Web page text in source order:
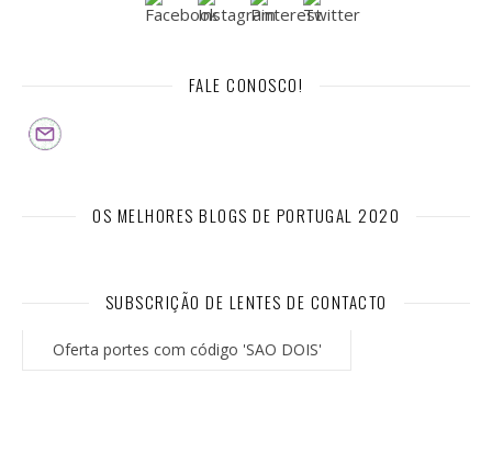
FALE CONOSCO!
OS MELHORES BLOGS DE PORTUGAL 2020
SUBSCRIÇÃO DE LENTES DE CONTACTO
Oferta portes com código 'SAO DOIS'